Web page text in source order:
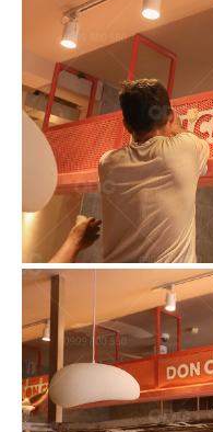
HANA VEGETARIAN
CN Bình Tân
99
DIỆU CÁT TƯỜNG
CN Tân Bình
101